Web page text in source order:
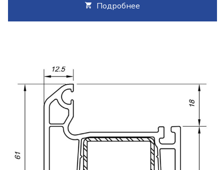
Подробнее